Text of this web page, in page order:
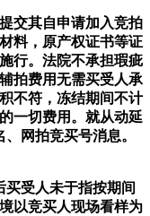
交其自申请加入竞拍
料，原产权证书等证
行。法院不承担瑕疵
拍费用无需买受人承
不符，冻结期间不计
一切费用。就从动延
网拍竞买号消息。
受人未于指按期间
以竞买人现场看样为